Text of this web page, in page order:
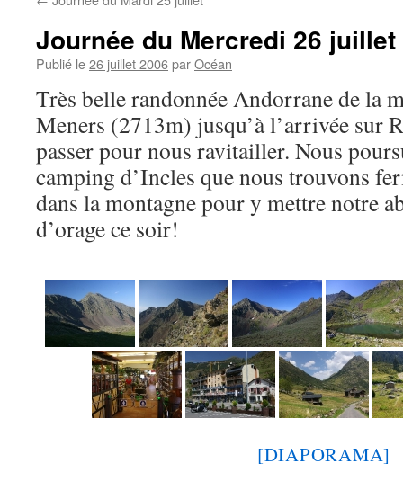
Journée du Mercredi 26 juillet
Publié le26 juillet 2006parOcéan
Très belle randonnée Andorrane de la
Meners (2713m) jusqu’à l’arrivée sur
passer pour nous ravitailler. Nous
camping d’Incles que nous trouvons
dans la montagne pour y mettre notre
d’orage ce soir!
[DIAPORAMA]